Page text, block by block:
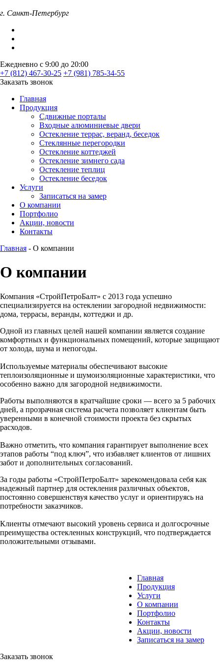
г. Санкт-Петербург
Ежедневно с 9:00 до 20:00
+7 (812) 467-30-25 +7 (981) 785-34-55
Заказать звонок
Главная
Продукция
Сдвижные порталы
Входные алюминиевые двери
Остекление террас, веранд, беседок
Стеклянные перегородки
Остекление коттеджей
Остекление зимнего сада
Остекление теплиц
Остекление беседок
Услуги
Записаться на замер
О компании
Портфолио
Акции, новости
Контакты
Главная - О компании
О компании
Компания «СтройПетроБалт» с 2013 года успешно
специализируется на остеклении загородной недвижимости:
дома, террасы, веранды, коттеджи и др.
Одной из главных целей нашей компании является создание
комфортных и функциональных помещений, которые защищают
от холода, шума и непогоды.
Используемые материалы обеспечивают высокие
теплоизоляционные и шумоизоляционные характеристики, что
особенно важно для загородной недвижимости.
Работы выполняются в кратчайшие сроки — всего за 5 рабочих
дней, а прозрачная система расчета позволяет клиентам быть
уверенными в конечной стоимости проекта без скрытых
расходов.
Важно отметить, что компания гарантирует выполнение всех
этапов работы “под ключ”, что избавляет клиентов от лишних
забот и дополнительных согласований.
За годы работы «СтройПетроБалт» зарекомендовала себя как
надежный партнер для остекления различных объектов,
постоянно совершенствуя качество услуг и ориентируясь на
потребности заказчиков.
Клиенты отмечают высокий уровень сервиса и долгосрочные
преимущества остекленных конструкций, что подтверждается
положительными отзывами.
Главная
Продукция
Услуги
О компании
Портфолио
Контакты
Акции, новости
Записаться на замер
Заказать звонок